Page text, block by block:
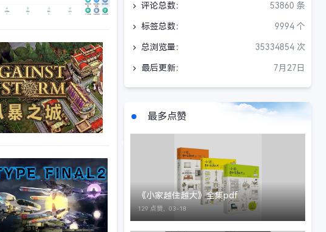
评论总数： 53860 条
标签总数： 9994 个
总浏览量： 35334854 次
最后更新： 7月27日
最多点赞
《小家越住越大》全集pdf
129 点赞， 03-18